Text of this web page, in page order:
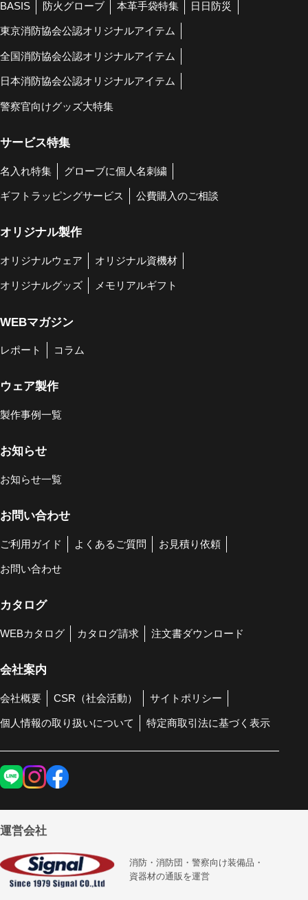
BASIS 防火グローブ 本革手袋特集 日日防災
東京消防協会公認オリジナルアイテム
全国消防協会公認オリジナルアイテム
日本消防協会公認オリジナルアイテム
警察官向けグッズ大特集
サービス特集
名入れ特集 グローブに個人名刺繍
ギフトラッピングサービス 公費購入のご相談
オリジナル製作
オリジナルウェア オリジナル資機材
オリジナルグッズ メモリアルギフト
WEBマガジン
レポート コラム
ウェア製作
製作事例一覧
お知らせ
お知らせ一覧
お問い合わせ
ご利用ガイド よくあるご質問 お見積り依頼
お問い合わせ
カタログ
WEBカタログ カタログ請求 注文書ダウンロード
会社案内
会社概要 CSR（社会活動） サイトポリシー
個人情報の取り扱いについて 特定商取引法に基づく表示
運営会社
消防・消防団・警察向け装備品・
資器材の通販を運営